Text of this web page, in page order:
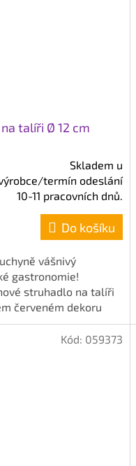
na talíři Ø 12 cm
Skladem u
termín odeslání
10-11 pracovních dnů.
Do košíku
vášnivý
gastronomie!
struhadlo na talíři
červeném dekoru
Kód: 059373